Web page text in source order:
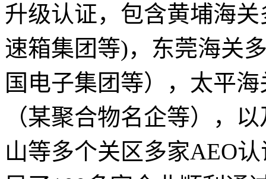
升级认证，包含黄埔海
速箱集团等)，东莞海关
国电子集团等），太平
（某聚合物名企等），
山等多个关区多家AEO